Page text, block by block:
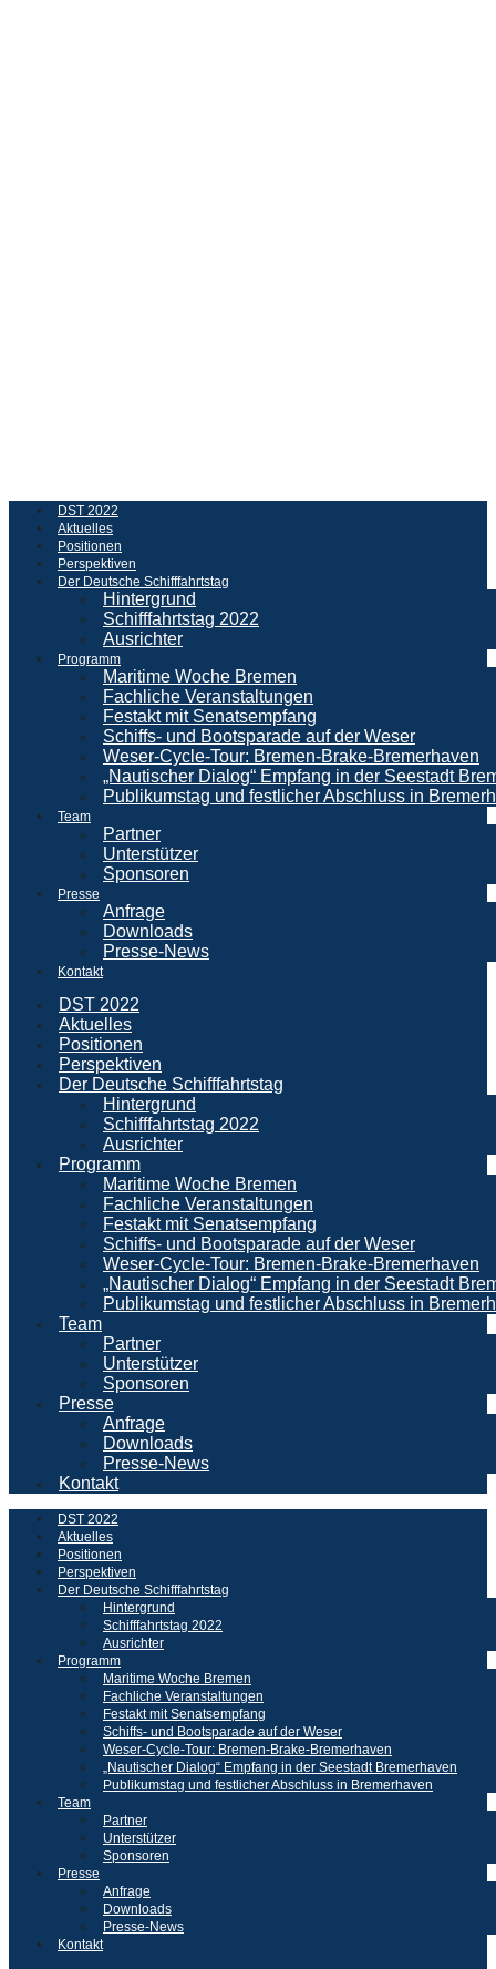
DST 2022
Aktuelles
Positionen
Perspektiven
Der Deutsche Schifffahrtstag
Hintergrund
Schifffahrtstag 2022
Ausrichter
Programm
Maritime Woche Bremen
Fachliche Veranstaltungen
Festakt mit Senatsempfang
Schiffs- und Bootsparade auf der Weser
Weser-Cycle-Tour: Bremen-Brake-Bremerhaven
„Nautischer Dialog“ Empfang in der Seestadt
Publikumstag und festlicher Abschluss in
Team
Partner
Unterstützer
Sponsoren
Presse
Anfrage
Downloads
Presse-News
Kontakt
DST 2022
Aktuelles
Positionen
Perspektiven
Der Deutsche Schifffahrtstag
Hintergrund
Schifffahrtstag 2022
Ausrichter
Programm
Maritime Woche Bremen
Fachliche Veranstaltungen
Festakt mit Senatsempfang
Schiffs- und Bootsparade auf der Weser
Weser-Cycle-Tour: Bremen-Brake-Bremerhaven
„Nautischer Dialog“ Empfang in der Seestadt
Publikumstag und festlicher Abschluss in
Team
Partner
Unterstützer
Sponsoren
Presse
Anfrage
Downloads
Presse-News
Kontakt
DST 2022
Aktuelles
Positionen
Perspektiven
Der Deutsche Schifffahrtstag
Hintergrund
Schifffahrtstag 2022
Ausrichter
Programm
Maritime Woche Bremen
Fachliche Veranstaltungen
Festakt mit Senatsempfang
Schiffs- und Bootsparade auf der Weser
Weser-Cycle-Tour: Bremen-Brake-Bremerhaven
„Nautischer Dialog“ Empfang in der Seestadt Bremerhaven
Publikumstag und festlicher Abschluss in Bremerhaven
Team
Partner
Unterstützer
Sponsoren
Presse
Anfrage
Downloads
Presse-News
Kontakt